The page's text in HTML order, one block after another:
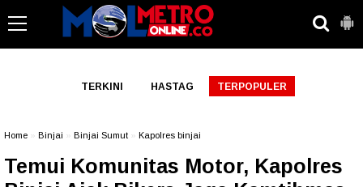
TERKINI HASTAG TERPOPULER
Home Binjai Binjai Sumut Kapolres binjai
Temui Komunitas Motor, Kapolres